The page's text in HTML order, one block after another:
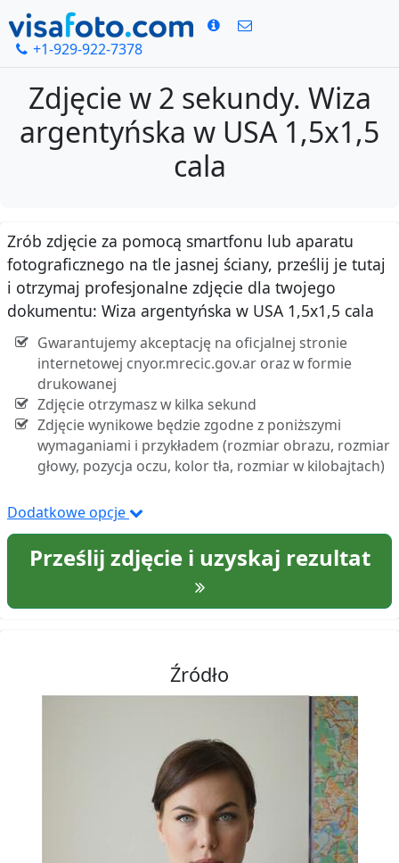
+1-929-922-7378
Zdjęcie w 2 sekundy. Wiza
argentyńska w USA 1,5x1,5
cala
Zrób zdjęcie za pomocą smartfonu lub aparatu
fotograficznego na tle jasnej ściany, prześlij je tutaj
i otrzymaj profesjonalne zdjęcie dla twojego
dokumentu: Wiza argentyńska w USA 1,5x1,5 cala
Gwarantujemy akceptację na oficjalnej stronie
internetowej cnyor.mrecic.gov.ar oraz w formie
drukowanej
Zdjęcie otrzymasz w kilka sekund
Zdjęcie wynikowe będzie zgodne z poniższymi
wymaganiami i przykładem (rozmiar obrazu, rozmiar
głowy, pozycja oczu, kolor tła, rozmiar w kilobajtach)
Dodatkowe opcje
Prześlij zdjęcie i uzyskaj rezultat
Źródło